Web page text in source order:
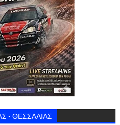
- ΘΕΣΣΑΛΙΑΣ